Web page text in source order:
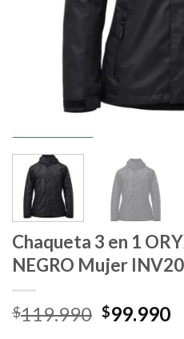
Chaqueta 3 en 1
NEGRO Mujer
$119.990 El
$99.990El